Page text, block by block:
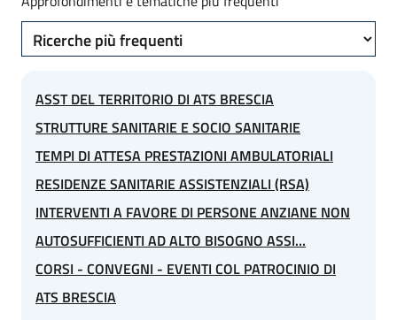
Links
ASST DEL TERRITORIO DI ATS BRESCIA
STRUTTURE SANITARIE E SOCIO SANITARIE
TEMPI DI ATTESA PRESTAZIONI AMBULATORIALI
RESIDENZE SANITARIE ASSISTENZIALI (RSA)
INTERVENTI A FAVORE DI PERSONE ANZIANE NON
AUTOSUFFICIENTI AD ALTO BISOGNO ASSI…
CORSI - CONVEGNI - EVENTI COL PATROCINIO DI
ATS BRESCIA